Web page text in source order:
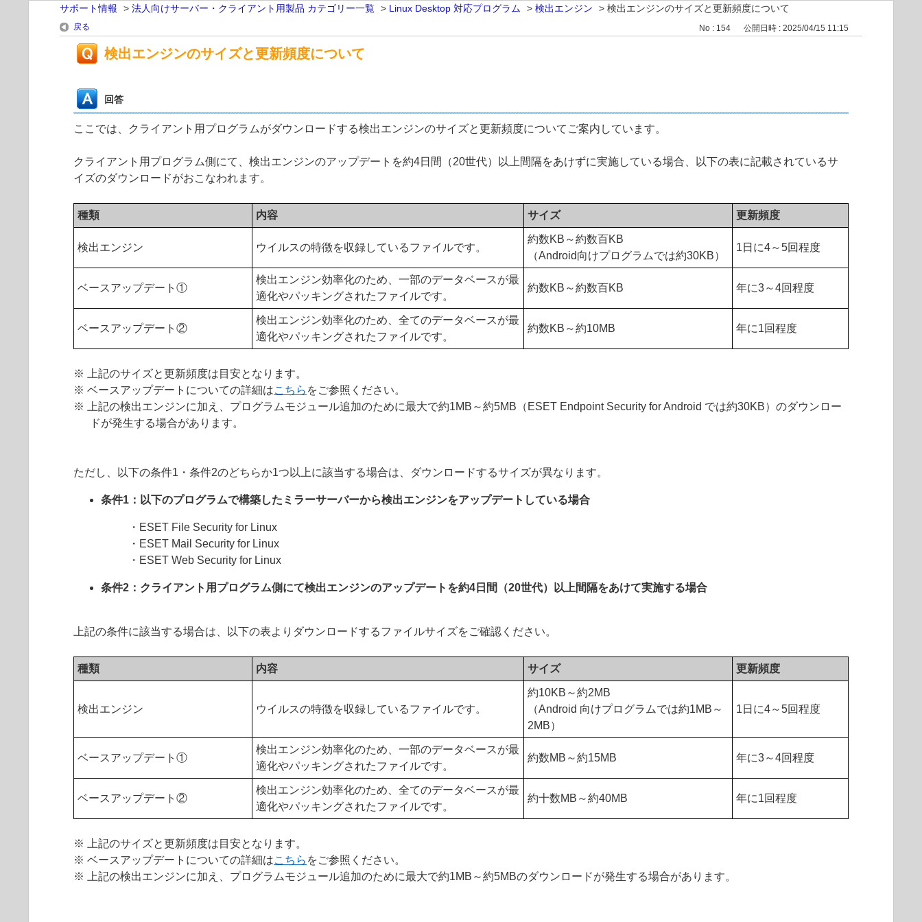
サポート情報 > 法人向けサーバー・クライアント用製品 カテゴリー一覧 > Linux Desktop 対応プログラム > 検出エンジン > 検出エンジンのサイズと更新頻度について
戻る No : 154 公開日時 : 2025/04/15 11:15
検出エンジンのサイズと更新頻度について
回答
ここでは、クライアント用プログラムがダウンロードする検出エンジンのサイズと更新頻度についてご案内しています。
クライアント用プログラム側にて、検出エンジンのアップデートを約4日間（20世代）以上間隔をあけずに実施している場合、以下の表に記載されているサ
イズのダウンロードがおこなわれます。
種類 内容 サイズ 更新頻度
検出エンジン ウイルスの特徴を収録しているファイルです。
約数KB～約数百KB
（Android向けプログラムでは約30KB）
1日に4～5回程度
ベースアップデート①
検出エンジン効率化のため、一部のデータベースが最
適化やパッキングされたファイルです。
約数KB～約数百KB 年に3～4回程度
ベースアップデート②
検出エンジン効率化のため、全てのデータベースが最
適化やパッキングされたファイルです。
約数KB～約10MB 年に1回程度
※ 上記のサイズと更新頻度は目安となります。
※ ベースアップデートについての詳細はこちら をご参照ください。
※ 上記の検出エンジンに加え、プログラムモジュール追加のために最大で約1MB～約5MB（ESET Endpoint Security for Android では約30KB）のダウンロー
ドが発生する場合があります。
ただし、以下の条件1・条件2のどちらか1つ以上に該当する場合は、ダウンロードするサイズが異なります。
条件1：以下のプログラムで構築したミラーサーバーから検出エンジンをアップデートしている場合
・ESET File Security for Linux
・ESET Mail Security for Linux
・ESET Web Security for Linux
条件2：クライアント用プログラム側にて検出エンジンのアップデートを約4日間（20世代）以上間隔をあけて実施する場合
上記の条件に該当する場合は、以下の表よりダウンロードするファイルサイズをご確認ください。
種類 内容 サイズ 更新頻度
検出エンジン ウイルスの特徴を収録しているファイルです。
約10KB～約2MB
（Android 向けプログラムでは約1MB～
2MB）
1日に4～5回程度
ベースアップデート①
検出エンジン効率化のため、一部のデータベースが最
適化やパッキングされたファイルです。
約数MB～約15MB 年に3～4回程度
ベースアップデート②
検出エンジン効率化のため、全てのデータベースが最
適化やパッキングされたファイルです。
約十数MB～約40MB 年に1回程度
※ 上記のサイズと更新頻度は目安となります。
※ ベースアップデートについての詳細はこちら をご参照ください。
※ 上記の検出エンジンに加え、プログラムモジュール追加のために最大で約1MB～約5MBのダウンロードが発生する場合があります。